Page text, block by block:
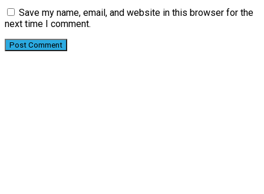
Save my name, email, and website in this browser for the
next time I comment.